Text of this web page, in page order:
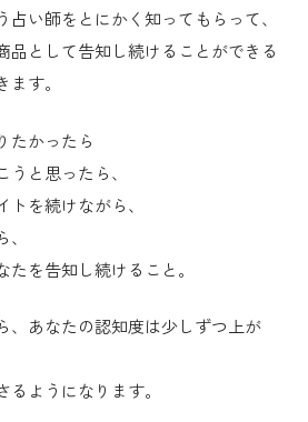
占い師をとにかく知ってもらって、
品として告知し続けることができる
す。
たかったら
と思ったら、
を続けながら、
たを告知し続けること。
、あなたの認知度は少しずつ上が
ようになります。